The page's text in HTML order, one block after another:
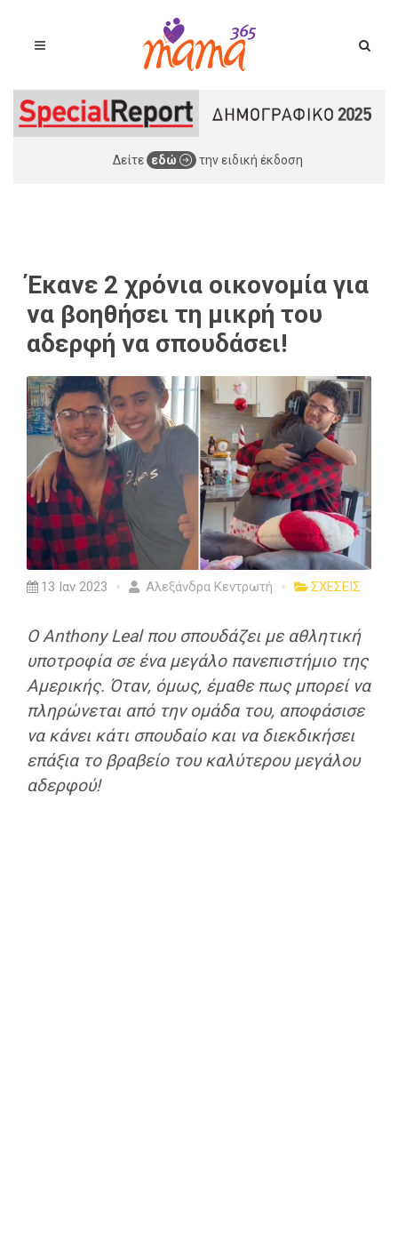
Δείτε εδώ την ειδική έκδοση
Έκανε 2 χρόνια οικονομία για
να βοηθήσει τη μικρή του
αδερφή να σπουδάσει!
13 Ιαν 2023 Αλεξάνδρα Κεντρωτή ΣΧΕΣΕΙΣ
Ο Anthony Leal που σπουδάζει με αθλητική
υποτροφία σε ένα μεγάλο πανεπιστήμιο της
Αμερικής. Όταν, όμως, έμαθε πως μπορεί να
πληρώνεται από την ομάδα του, αποφάσισε
να κάνει κάτι σπουδαίο και να διεκδικήσει
επάξια το βραβείο του καλύτερου μεγάλου
αδερφού!